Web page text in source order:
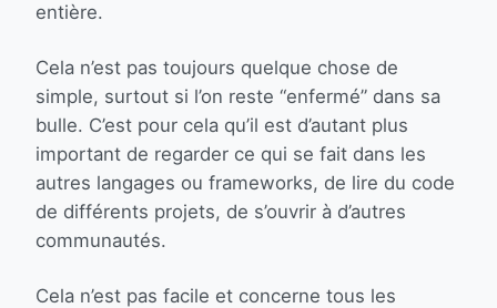
entière.
Cela n’est pas toujours quelque chose de
simple, surtout si l’on reste “enfermé” dans sa
bulle. C’est pour cela qu’il est d’autant plus
important de regarder ce qui se fait dans les
autres langages ou frameworks, de lire du code
de différents projets, de s’ouvrir à d’autres
communautés.
Cela n’est pas facile et concerne tous les